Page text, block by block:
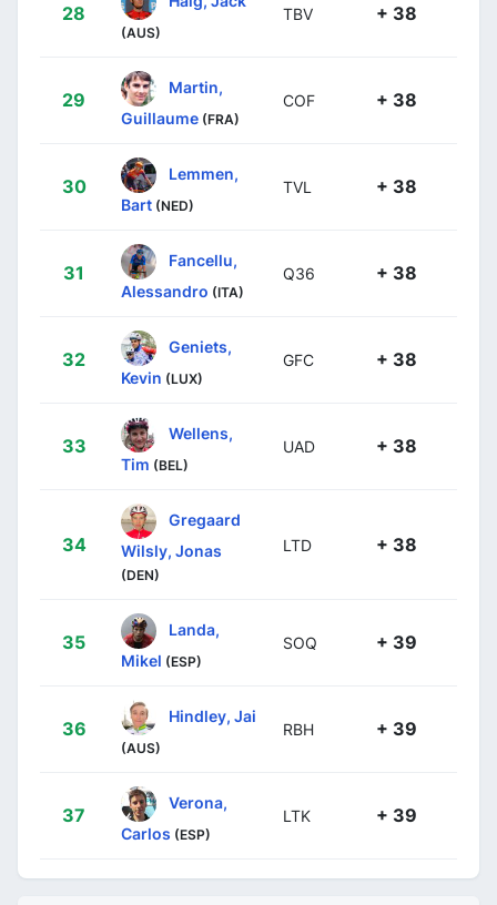
28
(AUS)
TBV + 38
29
Martin,
Guillaume (FRA)
COF + 38
30
Lemmen,
Bart (NED)
TVL + 38
31
Fancellu,
Alessandro (ITA)
Q36 + 38
32
Geniets,
Kevin (LUX)
GFC + 38
33
Wellens,
Tim (BEL)
UAD + 38
34
Gregaard
Wilsly, Jonas
(DEN)
LTD + 38
35
Landa,
Mikel (ESP)
SOQ + 39
36
Hindley, Jai
(AUS)
RBH + 39
37
Verona,
Carlos (ESP)
LTK + 39